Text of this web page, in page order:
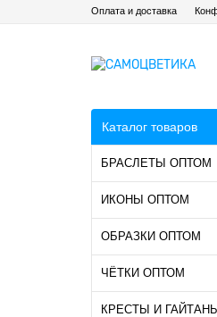
Оплата и доставка
Каталог товаров
БРАСЛЕТЫ ОПТОМ
ИКОНЫ ОПТОМ
ОБРАЗКИ ОПТОМ
ЧЁТКИ ОПТОМ
КРЕСТЫ И ГАЙТАНЫ